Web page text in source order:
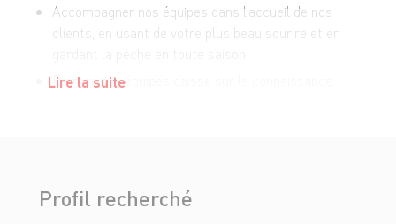
Accompagner nos équipes dans l’accueil de nos
clients, en usant de votre plus beau sourire et en
Former nos équipes caisse sur la connaissance
Garantir la fluidité en caisse, en participant
Lire la suite
Profil recherché